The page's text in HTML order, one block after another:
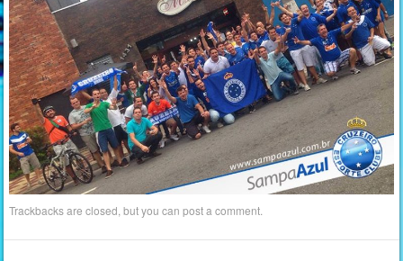
Trackbacks are closed, but you canpost a comment